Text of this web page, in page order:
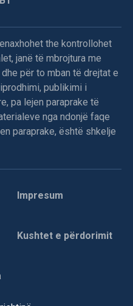
the kontrollohet
janë të mbrojtura me
për to mban të drejtat e
publikimi i
pa lejen paraprake të
nga ndonjë faqe
paraprake, është shkelje
Impresum
Kushtet e përdorimit